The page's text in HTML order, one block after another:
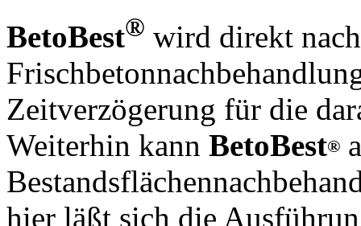
BetoBest® wird direkt
Zeitverzögerung für die
Weiterhin kann BetoBest®
hier läßt sich die